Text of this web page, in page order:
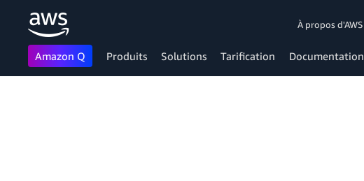
À propos d'AWS
Amazon Q Produits Solutions Tarification Documentation